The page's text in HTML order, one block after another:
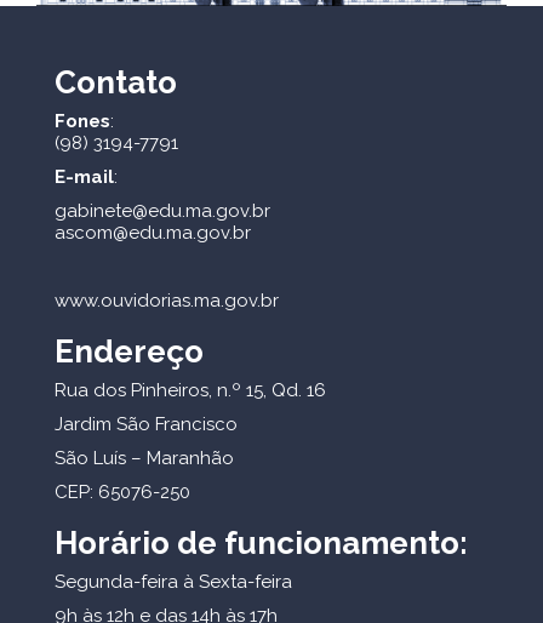
Contato
Fones:
(98) 3194-7791
E-mail:
gabinete@edu.ma.gov.br
ascom@edu.ma.gov.br
www.ouvidorias.ma.gov.br
Endereço
Rua dos Pinheiros, n.º 15, Qd. 16
Jardim São Francisco
São Luís – Maranhão
CEP: 65076-250
Horário de funcionamento:
Segunda-feira à Sexta-feira
9h às 12h e das 14h às 17h